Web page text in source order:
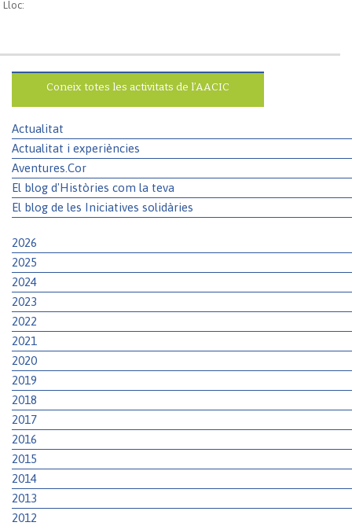
Lloc:
Coneix totes les activitats de l’AACIC
Actualitat
Actualitat i experiències
Aventures.Cor
El blog d'Històries com la teva
El blog de les Iniciatives solidàries
2026
2025
2024
2023
2022
2021
2020
2019
2018
2017
2016
2015
2014
2013
2012